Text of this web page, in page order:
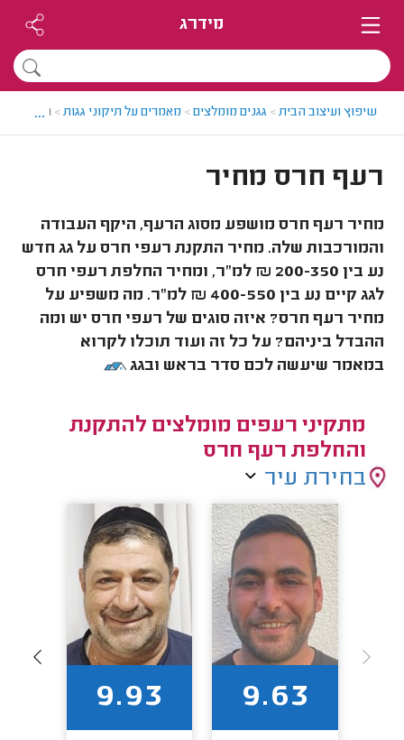
מידרג
שיפוץ ועיצוב הבית> גגנים מומלצים> מאמרים על תיקוני גגות> רעף חרס
...
רעף חרס מחיר
מחיר רעף חרס מושפע מסוג הרעף, היקף העבודה
והמורכבות שלה. מחיר התקנת רעפי חרס על גג חדש
נע בין 200-350 ₪ למ"ר, ומחיר החלפת רעפי חרס
לגג קיים נע בין 400-550 ₪ למ"ר. מה משפיע על
מחיר רעף חרס? איזה סוגים של רעפי חרס יש ומה
ההבדל ביניהם? על כל זה ועוד תוכלו לקרוא
במאמר שיעשה לכם סדר בראש ובגג
מתקיני רעפים מומלצים להתקנת
והחלפת רעף חרס
בחירת עיר
9.63
9.93